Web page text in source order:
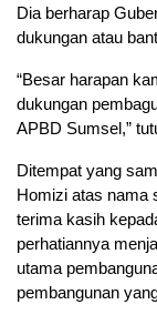
Dia berharap
dukungan atau
“Besar harapan
dukungan
APBD Sumsel,”
Ditempat yang
Homizi atas nama
terima kasih
perhatiannya
utama
pembangunan